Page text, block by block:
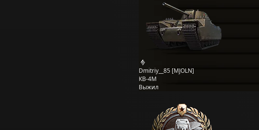
Dmitriy__85 [MJOLN]
КВ-4М
Выжил